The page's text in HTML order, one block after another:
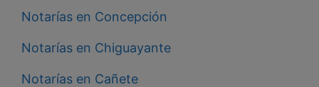
Notarías en Concepción
Notarías en Chiguayante
Notarías en Cañete